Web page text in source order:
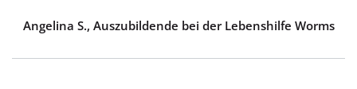
Angelina S., Auszubildende bei der Lebenshilfe Worms